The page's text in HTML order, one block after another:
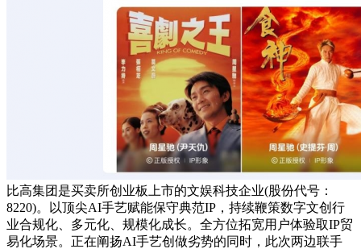
比高集团是买卖所创业板上市的文娱科技企业(股份代号：
8220)。以顶尖AI手艺赋能保守典范IP，持续鞭策数字文创行
业合规化、多元化、规模化成长。全方位拓宽用户体验取IP贸
易化场景。正在阐扬AI手艺创做劣势的同时，此次两边联手